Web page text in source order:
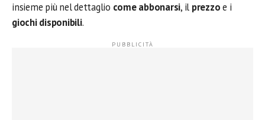
insieme più nel dettaglio come abbonarsi, il prezzoe i
giochi disponibili.